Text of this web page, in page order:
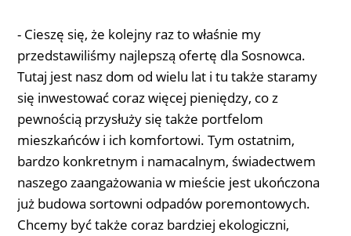
- Cieszę się, że kolejny raz to właśnie my
przedstawiliśmy najlepszą ofertę dla Sosnowca.
Tutaj jest nasz dom od wielu lat i tu także staramy
się inwestować coraz więcej pieniędzy, co z
pewnością przysłuży się także portfelom
mieszkańców i ich komfortowi. Tym ostatnim,
bardzo konkretnym i namacalnym, świadectwem
naszego zaangażowania w mieście jest ukończona
już budowa sortowni odpadów poremontowych.
Chcemy być także coraz bardziej ekologiczni,